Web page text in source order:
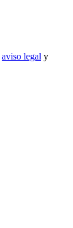
aviso legal y